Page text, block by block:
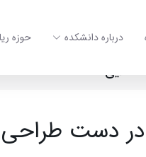
درباره دانشکده حوزه
غذایی
دست